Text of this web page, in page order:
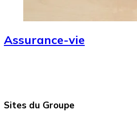
Assurance-vie
Sites du Groupe